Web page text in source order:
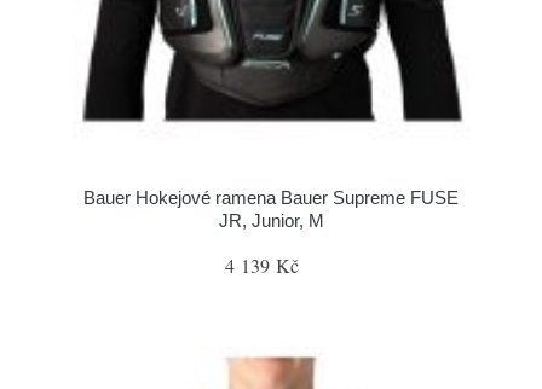
Bauer Hokejové ramena Bauer Supreme FUSE
JR, Junior, M
4 139 Kč